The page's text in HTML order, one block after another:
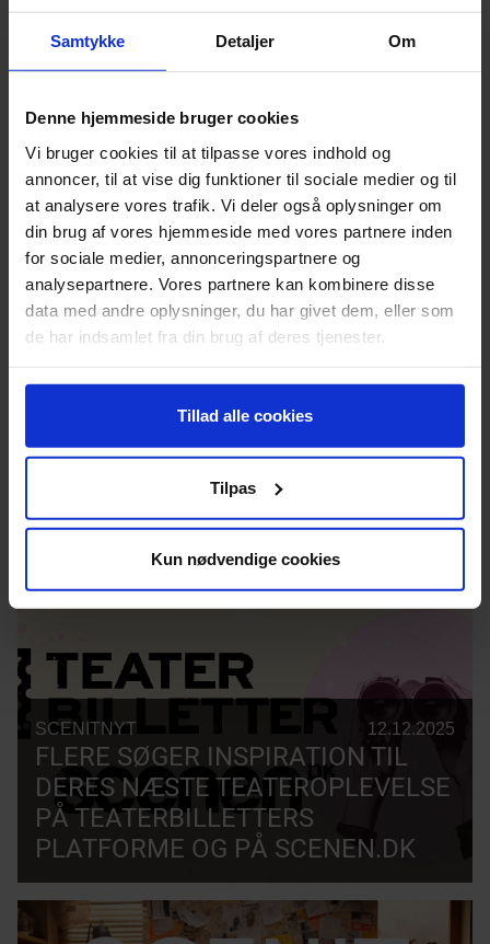
Samtykke Detaljer Om
Denne hjemmeside bruger cookies
Vi bruger cookies til at tilpasse vores indhold og
annoncer, til at vise dig funktioner til sociale medier og til
at analysere vores trafik. Vi deler også oplysninger om
din brug af vores hjemmeside med vores partnere inden
for sociale medier, annonceringspartnere og
analysepartnere. Vores partnere kan kombinere disse
data med andre oplysninger, du har givet dem, eller som
de har indsamlet fra din brug af deres tjenester.
Tillad alle cookies
Tilpas
Kun nødvendige cookies
SCENITNYT 19.01.2026
SCENIT SKRUER OP FOR STØTTEN
TIL B&U-SALGET
SCENITNYT 07.01.2026
SCENIT OG KULTURENS
ANALYSEINSTITUT INDGÅR
STRATEGISK SAMARBEJDE
SCENITNYT 12.12.2025
FLERE SØGER INSPIRATION TIL
DERES NÆSTE TEATEROPLEVELSE
PÅ TEATERBILLETTERS
PLATFORME OG PÅ SCENEN.DK